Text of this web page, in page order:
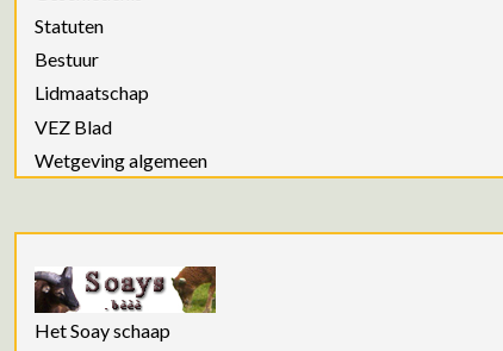
Statuten
Bestuur
Lidmaatschap
VEZ Blad
Wetgeving algemeen
Het Soay schaap